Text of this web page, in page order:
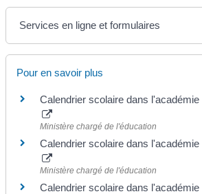
Services en ligne et formulaires
Pour en savoir plus
Calendrier scolaire dans
Ministère chargé de l'éducation
Calendrier scolaire dans
Ministère chargé de l'éducation
Calendrier scolaire dans